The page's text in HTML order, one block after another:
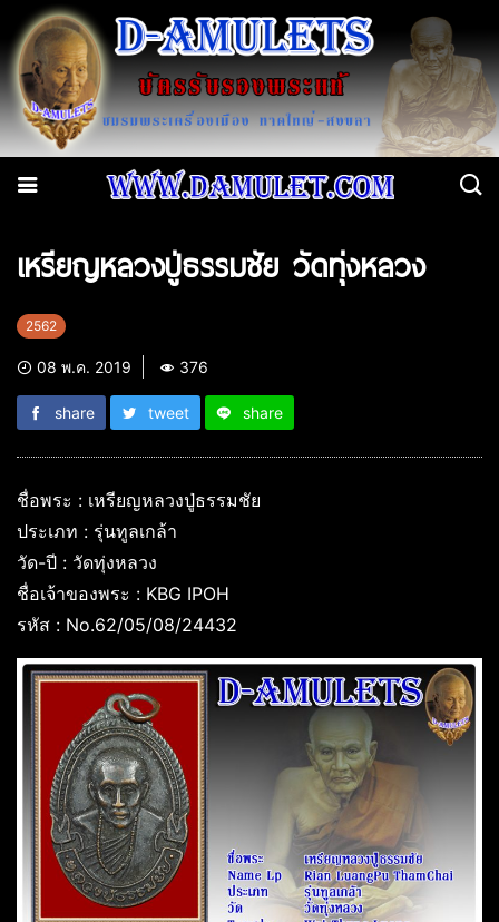
เหรียญหลวงปู่ธรรมชัย วัดทุ่งหลวง
2562
08 พ.ค. 2019 376
share tweet share
ชื่อพระ : เหรียญหลวงปู่ธรรมชัย
ประเภท : รุ่นทูลเกล้า
วัด-ปี : วัดทุ่งหลวง
ชื่อเจ้าของพระ : KBG IPOH
รหัส : No.62/05/08/24432